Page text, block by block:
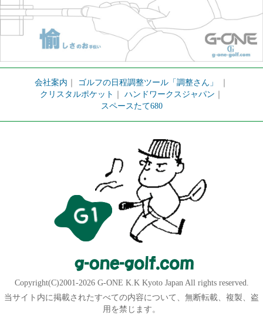
会社案内 ゴルフの日程調整ツール「調整さん」
クリスタルポケット
ハンドワークスジャパン
スペースたて680
Copyright(C)2001-2026 G-ONE K.K Kyoto Japan All rights reserved.
当サイト内に掲載されたすべての内容について、無断転載、複製、盗
用を禁じます。